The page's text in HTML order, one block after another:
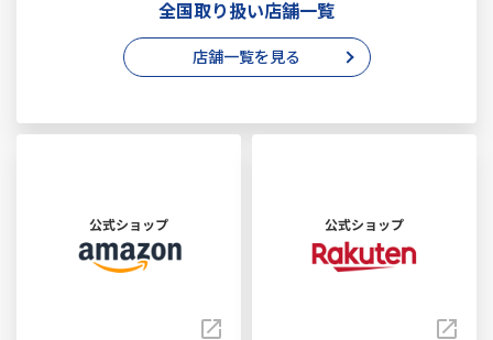
全国取り扱い店舗一覧
店舗一覧を見る
公式ショップ 公式ショップ